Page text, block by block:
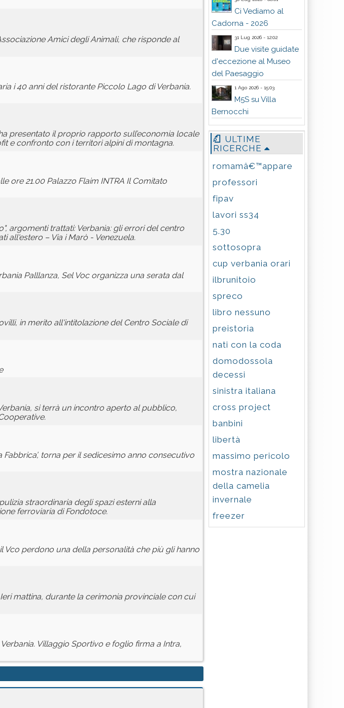
Amici degli Animali, che risponde al
i 40 anni del ristorante Piccolo Lago di Verbania.
presentato il proprio rapporto sull’economia locale
e confronto con i territori alpini di montagna.
ore 21.00 Palazzo Flaim INTRA Il Comitato
argomenti trattati: Verbania: gli errori del centro
all'estero – Via i Marò - Venezuela.
Palllanza, Sel Voc organizza una serata dal
in merito all'intitolazione del Centro Sociale di
si terrà un incontro aperto al pubblico,
torna per il sedicesimo anno consecutivo
straordinaria degli spazi esterni alla
ferroviaria di Fondotoce.
Vco perdono una della personalità che più gli hanno
mattina, durante la cerimonia provinciale con cui
Villaggio Sportivo e foglio firma a Intra,
Ci Vediamo al
Cadorna - 2026
31 Lug 2026 - 12:02
Due visite guidate
d'eccezione al Museo
del Paesaggio
1 Ago 2026 - 15:03
M5S su Villa
Bernocchi
ULTIME
RICERCHE
romamâ€™appare
professori
fipav
lavori ss34
5.30
sottosopra
cup verbania orari
ilbrunitoio
spreco
libro nessuno
preistoria
nati con la coda
domodossola
decessi
sinistra italiana
cross project
banbini
libertà
massimo pericolo
mostra nazionale
della camelia
invernale
freezer